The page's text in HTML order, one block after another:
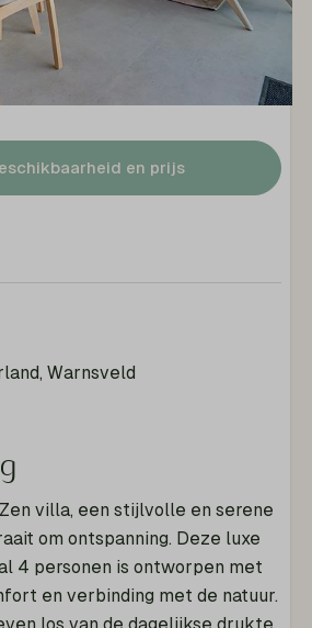
en prijs
Warnsveld
villa, een stijlvolle en serene
om ontspanning. Deze luxe
4 personen is ontworpen met
en verbinding met de natuur.